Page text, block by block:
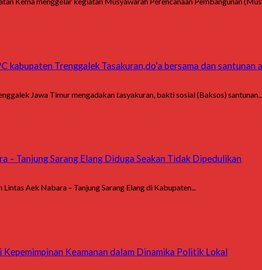
Trenggalek Tasakuran,do’a bersama dan santunan
Jawa Timur mengadakan tasyakuran, bakti sosial (Baksos) santunan...
– Tanjung Sarang Elang Diduga Seakan Tidak Dipedulikan
Aek Nabara – Tanjung Sarang Elang di Kabupaten...
Keamanan dalam Dinamika Politik Lokal